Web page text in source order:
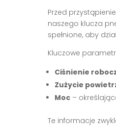
Przed
naszego klucza
spełnione, aby
Kluczowe
Ciśnienie
Zużycie
Moc –
Te informacje